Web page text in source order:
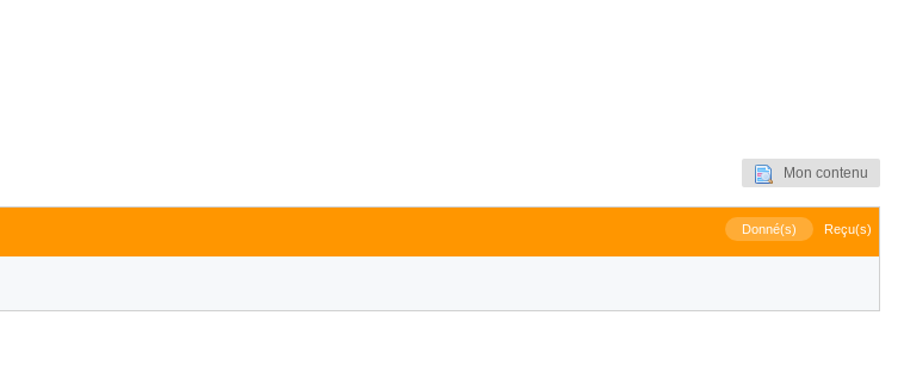
Mon contenu
Donné(s) Reçu(s)